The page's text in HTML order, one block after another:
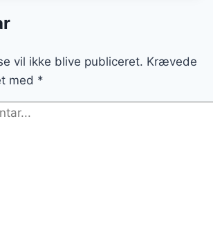
en
start
på
dagen
vil ikke blive publiceret. Krævede
med *